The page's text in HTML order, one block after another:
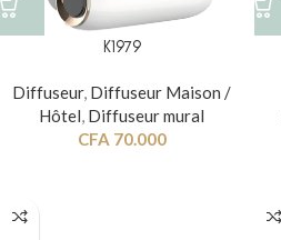
K1979
Diffuseur, Diffuseur Maison /
Hôtel, Diffuseur mural
CFA 70.000